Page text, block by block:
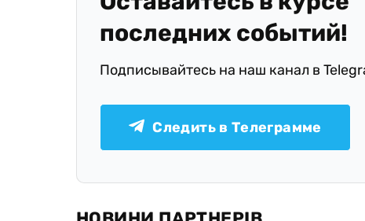
последних событий!
Подписывайтесь на наш канал в
Следить в Телеграмме